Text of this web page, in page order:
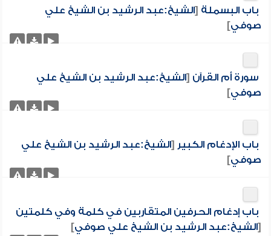
باب البسملة [الشيخ:عبد الرشيد بن الشيخ علي
صوفي]
سورة أم القرآن [الشيخ:عبد الرشيد بن الشيخ علي
صوفي]
باب الإدغام الكبير [الشيخ:عبد الرشيد بن الشيخ علي
صوفي]
باب إدغام الحرفين المتقاربين في كلمة وفي كلمتين
[الشيخ:عبد الرشيد بن الشيخ علي صوفي]